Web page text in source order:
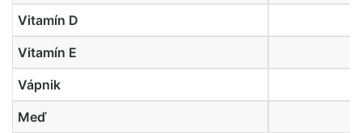
Vitamín D
Vitamín E
Vápnik
Meď